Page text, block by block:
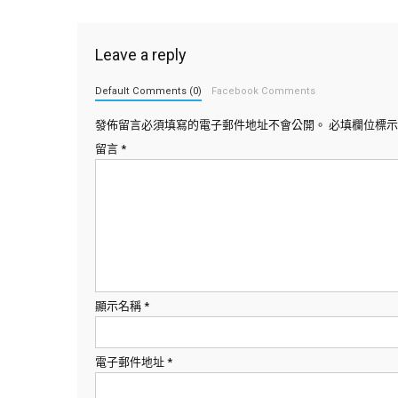
Leave a reply
Default Comments (0) Facebook Comments
發佈留言必須填寫的電子郵件地址不會公開。 必填欄位標
留言 *
顯示名稱 *
電子郵件地址 *